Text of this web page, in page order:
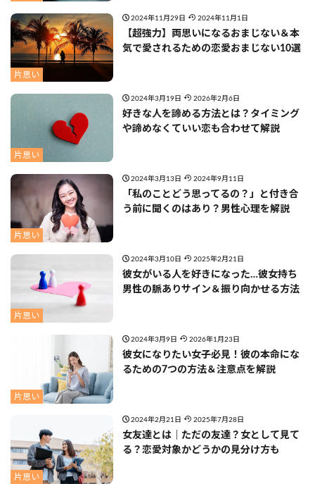
片思い
2024年11月29日 2024年11月1日
【超強力】両思いになるおまじない＆本
気で愛されるための恋愛おまじない10選
片思い
2024年3月19日 2026年2月6日
好きな人を諦める方法とは？タイミング
や諦めなくていい恋も合わせて解説
片思い
2024年3月13日 2024年9月11日
「私のことどう思ってるの？」と付き合
う前に聞くのはあり？男性心理を解説
片思い
2024年3月10日 2025年2月21日
彼女がいる人を好きになった…彼女持ち
男性の脈ありサイン＆振り向かせる方法
片思い
2024年3月9日 2026年1月23日
彼女になりたい女子必見！彼の本命にな
るための7つの方法＆注意点を解説
片思い
2024年2月21日 2025年7月28日
女友達とは｜ただの友達？女として見て
る？恋愛対象かどうかの見分け方も